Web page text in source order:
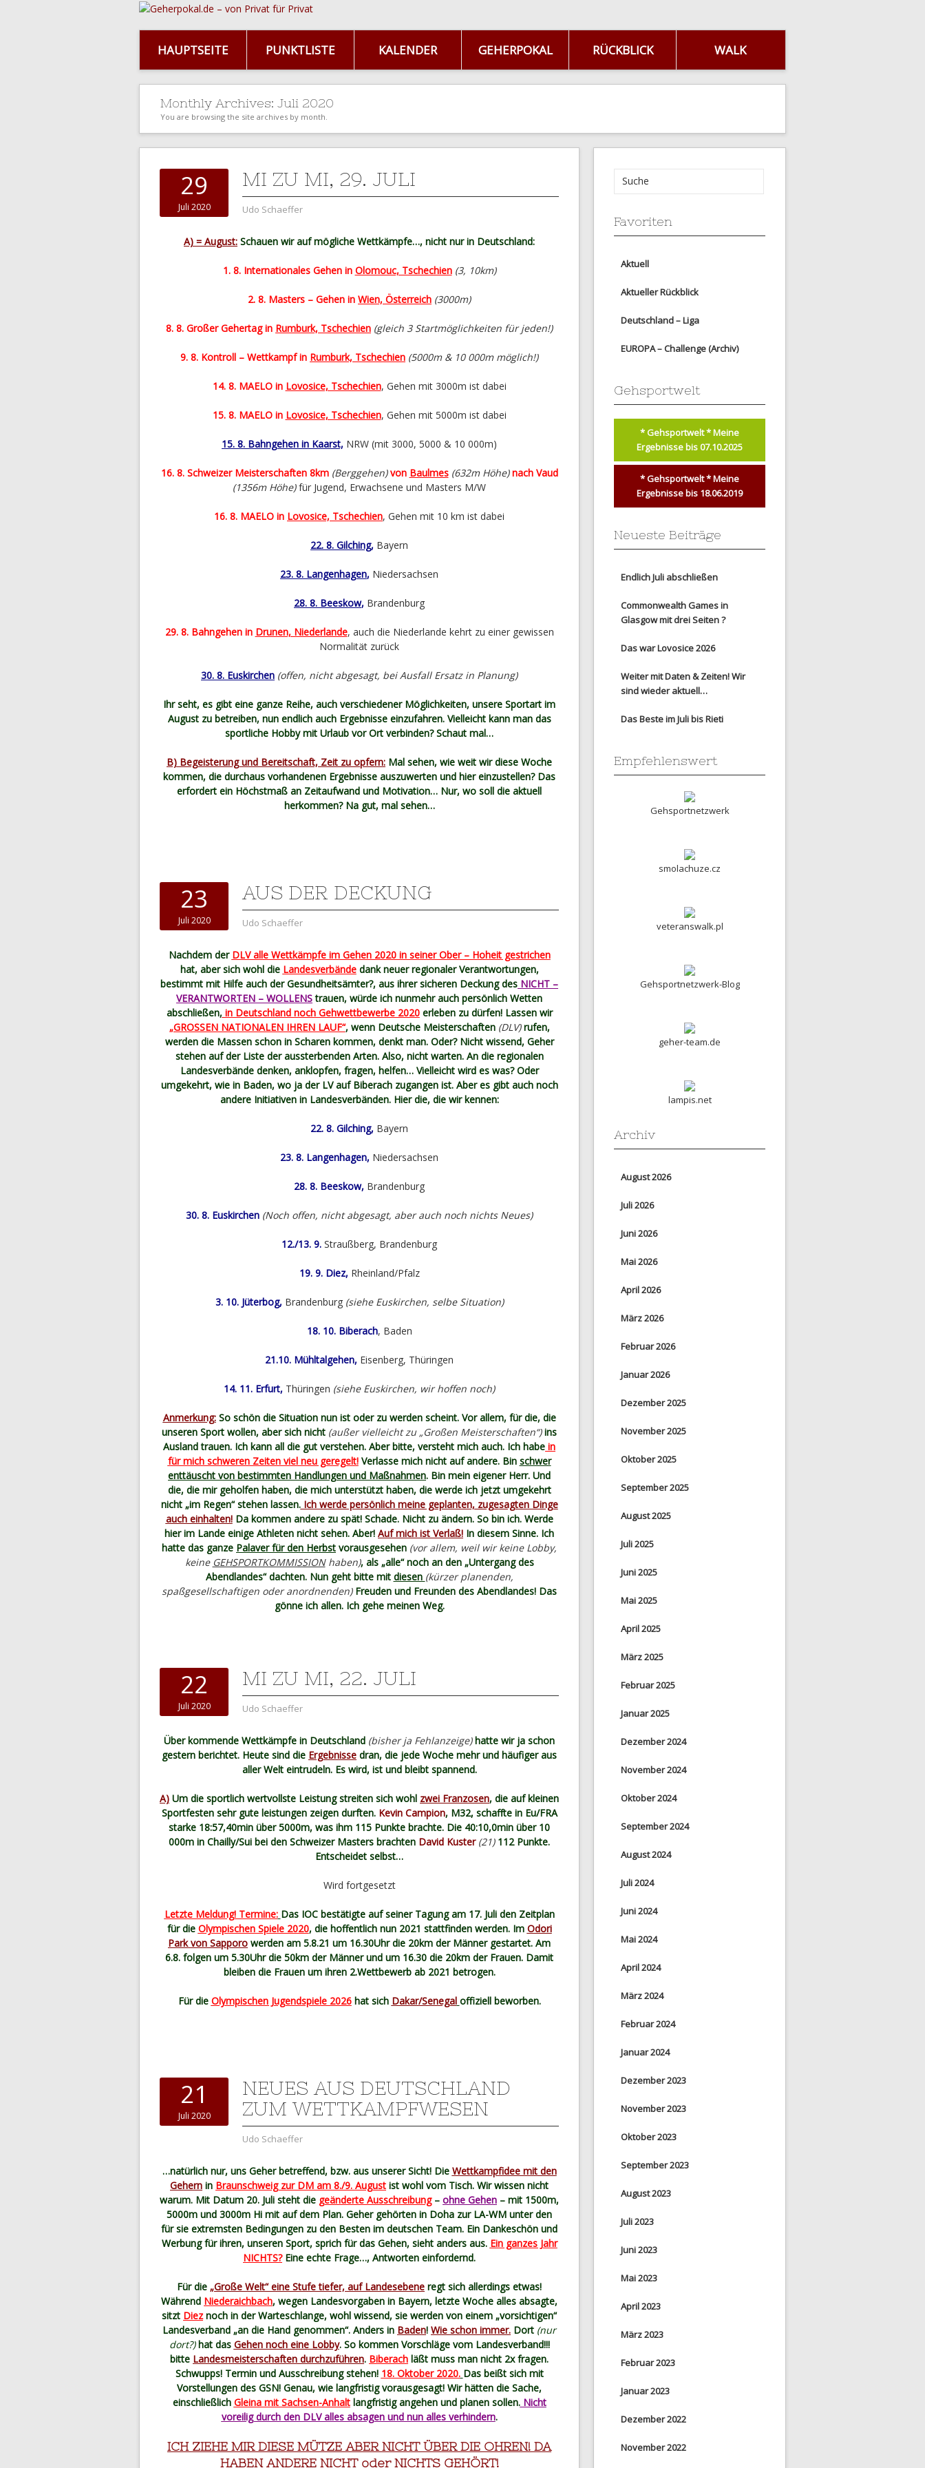
HAUPTSEITE PUNKTLISTE KALENDER GEHERPOKAL RÜCKBLICK WALK
Monthly Archives: Juli 2020
You are browsing the site archives by month.
29
Juli 2020
MI ZU MI, 29. JULI
Udo Schaeffer
A) = August: Schauen wir auf mögliche Wettkämpfe…, nicht nur in Deutschland:
1. 8. Internationales Gehen in Olomouc, Tschechien(3, 10km)
2. 8. Masters – Gehen in Wien, Österreich (3000m)
8. 8. Großer Gehertag in Rumburk, Tschechien (gleich 3 Startmöglichkeiten für jeden!)
9. 8. Kontroll – Wettkampf in Rumburk, Tschechien (5000m & 10 000m möglich!)
14. 8. MAELO in Lovosice, Tschechien, Gehen mit 3000m ist dabei
15. 8. MAELO in Lovosice, Tschechien, Gehen mit 5000m ist dabei
15. 8. Bahngehen in Kaarst, NRW (mit 3000, 5000 & 10 000m)
16. 8. Schweizer Meisterschaften 8km (Berggehen) von Baulmes (632m Höhe) nach Vaud
(1356m Höhe)für Jugend, Erwachsene und Masters M/W
16. 8. MAELO in Lovosice, Tschechien, Gehen mit 10 km ist dabei
22. 8. Gilching, Bayern
23. 8. Langenhagen, Niedersachsen
28. 8. Beeskow, Brandenburg
29. 8. Bahngehen in Drunen, Niederlande, auch die Niederlande kehrt zu einer gewissen
Normalität zurück
30. 8. Euskirchen (offen, nicht abgesagt, bei Ausfall Ersatz in Planung)
Ihr seht, es gibt eine ganze Reihe, auch verschiedener Möglichkeiten, unsere Sportart im
August zu betreiben, nun endlich auch Ergebnisse einzufahren. Vielleicht kann man das
sportliche Hobby mit Urlaub vor Ort verbinden? Schaut mal…
B) Begeisterung und Bereitschaft, Zeit zu opfern: Mal sehen, wie weit wir diese Woche
kommen, die durchaus vorhandenen Ergebnisse auszuwerten und hier einzustellen? Das
erfordert ein Höchstmaß an Zeitaufwand und Motivation… Nur, wo soll die aktuell
herkommen? Na gut, mal sehen…
23
Juli 2020
AUS DER DECKUNG
Udo Schaeffer
Nachdem der DLV alle Wettkämpfe im Gehen 2020 in seiner Ober – Hoheit gestrichen
hat, aber sich wohl die Landesverbändedank neuer regionaler Verantwortungen,
bestimmt mit Hilfe auch der Gesundheitsämter?, aus ihrer sicheren Deckung des NICHT –
VERANTWORTEN – WOLLENStrauen, würde ich nunmehr auch persönlich Wetten
abschließen, in Deutschland noch Gehwettbewerbe 2020erleben zu dürfen! Lassen wir
„GROSSEN NATIONALEN IHREN LAUF“, wenn Deutsche Meisterschaften(DLV)rufen,
werden die Massen schon in Scharen kommen, denkt man. Oder? Nicht wissend, Geher
stehen auf der Liste der aussterbenden Arten. Also, nicht warten. An die regionalen
Landesverbände denken, anklopfen, fragen, helfen… Vielleicht wird es was? Oder
umgekehrt, wie in Baden, wo ja der LV auf Biberach zugangen ist. Aber es gibt auch noch
andere Initiativen in Landesverbänden. Hier die, die wir kennen:
22. 8. Gilching, Bayern
23. 8. Langenhagen, Niedersachsen
28. 8. Beeskow, Brandenburg
30. 8. Euskirchen (Noch offen, nicht abgesagt, aber auch noch nichts Neues)
12./13. 9. Straußberg, Brandenburg
19. 9. Diez, Rheinland/Pfalz
3. 10. Jüterbog, Brandenburg (siehe Euskirchen, selbe Situation)
18. 10. Biberach, Baden
21.10. Mühltalgehen, Eisenberg, Thüringen
14. 11. Erfurt, Thüringen (siehe Euskirchen, wir hoffen noch)
Anmerkung:So schön die Situation nun ist oder zu werden scheint. Vor allem, für die, die
unseren Sport wollen, aber sich nicht (außer vielleicht zu „Großen Meisterschaften“)ins
Ausland trauen. Ich kann all die gut verstehen. Aber bitte, versteht mich auch. Ich habe in
für mich schweren Zeiten viel neu geregelt!Verlasse mich nicht auf andere. Bin schwer
enttäuscht von bestimmten Handlungen und Maßnahmen. Bin mein eigener Herr. Und
die, die mir geholfen haben, die mich unterstützt haben, die werde ich jetzt umgekehrt
nicht „im Regen“ stehen lassen.Ich werde persönlich meine geplanten, zugesagten Dinge
auch einhalten!Da kommen andere zu spät! Schade. Nicht zu ändern. So bin ich. Werde
hier im Lande einige Athleten nicht sehen. Aber! Auf mich ist Verlaß! In diesem Sinne. Ich
hatte das ganze Palaver für den Herbst vorausgesehen (vor allem, weil wir keine Lobby,
keine GEHSPORTKOMMISSIONhaben), als „alle“ noch an den „Untergang des
Abendlandes“ dachten. Nun geht bitte mit diesen (kürzer planenden,
spaßgesellschaftigen oder anordnenden)Freuden und Freunden des Abendlandes! Das
gönne ich allen. Ich gehe meinen Weg.
22
Juli 2020
MI ZU MI, 22. JULI
Udo Schaeffer
Über kommende Wettkämpfe in Deutschland (bisher ja Fehlanzeige)hatte wir ja schon
gestern berichtet. Heute sind die Ergebnisse dran, die jede Woche mehr und häufiger aus
aller Welt eintrudeln. Es wird, ist und bleibt spannend.
A) Um die sportlich wertvollste Leistung streiten sich wohl zwei Franzosen, die auf kleinen
Sportfesten sehr gute leistungen zeigen durften.Kevin Campion, M32, schaffte in Eu/FRA
starke 18:57,40min über 5000m, was ihm 115 Punkte brachte. Die 40:10,0min über 10
000m in Chailly/Sui bei den Schweizer Masters brachten David Kuster (21)112 Punkte.
Entscheidet selbst…
Wird fortgesetzt
Letzte Meldung! Termine: Das IOC bestätigte auf seiner Tagung am 17. Juli den Zeitplan
für die Olympischen Spiele 2020, die hoffentlich nun 2021 stattfinden werden. Im Odori
Park von Sapporo werden am 5.8.21 um 16.30Uhr die 20km der Männer gestartet. Am
6.8. folgen um 5.30Uhr die 50km der Männer und um 16.30 die 20km der Frauen. Damit
bleiben die Frauen um ihren 2.Wettbewerb ab 2021 betrogen.
Für die Olympischen Jugendspiele 2026hat sich Dakar/Senegal offiziell beworben.
21
Juli 2020
NEUES AUS DEUTSCHLAND
ZUM WETTKAMPFWESEN
Udo Schaeffer
…natürlich nur, uns Geher betreffend, bzw. aus unserer Sicht! Die Wettkampfidee mit den
Gehern in Braunschweig zur DM am 8./9. August ist wohl vom Tisch. Wir wissen nicht
warum. Mit Datum 20. Juli steht die geänderte Ausschreibung– ohne Gehen – mit 1500m,
5000m und 3000m Hi mit auf dem Plan. Geher gehörten in Doha zur LA-WM unter den
für sie extremsten Bedingungen zu den Besten im deutschen Team. Ein Dankeschön und
Werbung für ihren, unseren Sport, sprich für das Gehen, sieht anders aus. Ein ganzes Jahr
NICHTS?Eine echte Frage…, Antworten einfordernd.
Für die „Große Welt“ eine Stufe tiefer, auf Landesebene regt sich allerdings etwas!
Während Niederaichbach, wegen Landesvorgaben in Bayern, letzte Woche alles absagte,
sitzt Diez noch in der Warteschlange, wohl wissend, sie werden von einem „vorsichtigen“
Landesverband „an die Hand genommen“. Anders in Baden! Wie schon immer. Dort (nur
dort?)hat das Gehen noch eine Lobby. So kommen Vorschläge vom Landesverband!!!
bitte Landesmeisterschaften durchzuführen. Biberach läßt muss man nicht 2x fragen.
Schwupps! Termin und Ausschreibung stehen! 18. Oktober 2020. Das beißt sich mit
Vorstellungen des GSN! Genau, wie langfristig vorausgesagt! Wir hätten die Sache,
einschließlich Gleina mit Sachsen-Anhaltlangfristig angehen und planen sollen.Nicht
voreilig durch den DLV alles absagen und nun alles verhindern.
ICH ZIEHE MIR DIESE MÜTZE ABER NICHT ÜBER DIE OHREN! DA
HABEN ANDERE NICHT oder NICHTS GEHÖRT!
Favoriten
Aktuell
Aktueller Rückblick
Deutschland – Liga
EUROPA – Challenge (Archiv)
Gehsportwelt
* Gehsportwelt * Meine
Ergebnisse bis 07.10.2025
* Gehsportwelt * Meine
Ergebnisse bis 18.06.2019
Neueste Beiträge
Endlich Juli abschließen
Commonwealth Games in
Glasgow mit drei Seiten ?
Das war Lovosice 2026
Weiter mit Daten & Zeiten! Wir
sind wieder aktuell…
Das Beste im Juli bis Rieti
Empfehlenswert
Gehsportnetzwerk
smolachuze.cz
veteranswalk.pl
Gehsportnetzwerk-Blog
geher-team.de
lampis.net
Archiv
August 2026
Juli 2026
Juni 2026
Mai 2026
April 2026
März 2026
Februar 2026
Januar 2026
Dezember 2025
November 2025
Oktober 2025
September 2025
August 2025
Juli 2025
Juni 2025
Mai 2025
April 2025
März 2025
Februar 2025
Januar 2025
Dezember 2024
November 2024
Oktober 2024
September 2024
August 2024
Juli 2024
Juni 2024
Mai 2024
April 2024
März 2024
Februar 2024
Januar 2024
Dezember 2023
November 2023
Oktober 2023
September 2023
August 2023
Juli 2023
Juni 2023
Mai 2023
April 2023
März 2023
Februar 2023
Januar 2023
Dezember 2022
November 2022